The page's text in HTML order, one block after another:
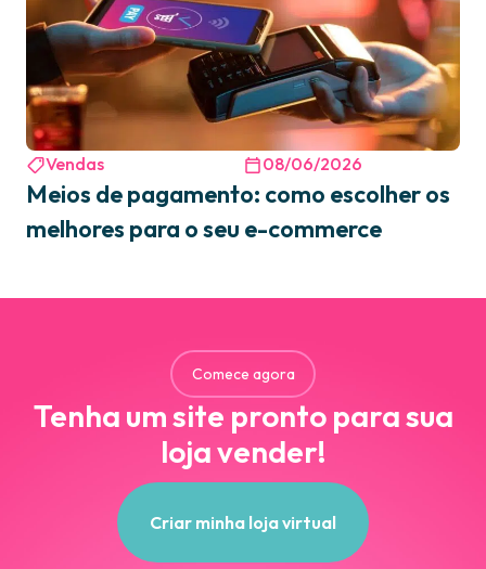
Vendas 08/06/2026
Meios de pagamento: como escolher os
melhores para o seu e-commerce
Comece agora
Tenha um site pronto para sua
loja vender!
Criar minha loja virtual